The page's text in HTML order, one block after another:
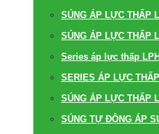
SÚNG ÁP LỰC THẤP
SÚNG ÁP LỰC THẤP
Series áp lực thấp
SERIES ÁP LỰC
SÚNG ÁP LỰC THẤP
SÚNG TỰ ĐỘNG ÁP